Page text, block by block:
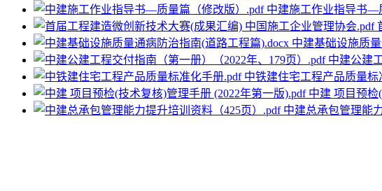
中建施工作业指导书—
中建基础设施质
中建公建
中铁建住宅工程产品质量标
中建 项目预检
中建总承包管理能